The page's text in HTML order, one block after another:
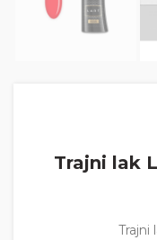
Trajni lak
Trajni